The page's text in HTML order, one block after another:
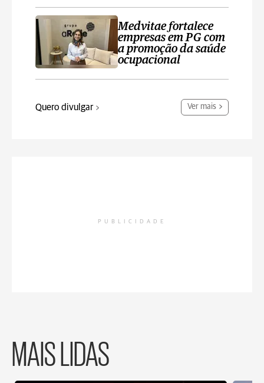
Medvitae fortalece
empresas em PG com
a promoção da saúde
ocupacional
Quero divulgar Ver mais
PUBLICIDADE
MAIS LIDAS